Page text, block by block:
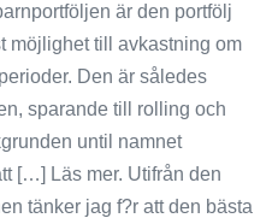
är den portfölj
möjlighet till avkastning om
Den är således
sparande till rolling och
until namnet
[…] Läs mer. Utifrån den
tänker jag f?r att den bästa